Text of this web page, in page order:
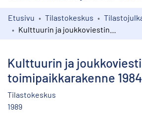
Kokoelmat
Etusivu Tilastokeskus
Kulttuurin ja
toimipaikkarakenne 1984
Tilastokeskus
1989